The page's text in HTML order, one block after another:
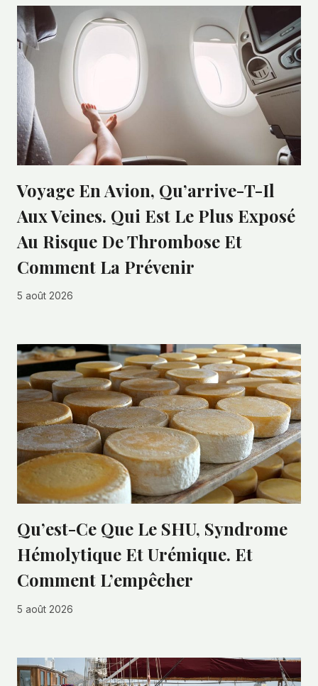
Voyage En Avion, Qu’arrive-T-Il
Aux Veines. Qui Est Le Plus Exposé
Au Risque De Thrombose Et
Comment La Prévenir
5 août 2026
Qu’est-Ce Que Le SHU, Syndrome
Hémolytique Et Urémique. Et
Comment L’empêcher
5 août 2026